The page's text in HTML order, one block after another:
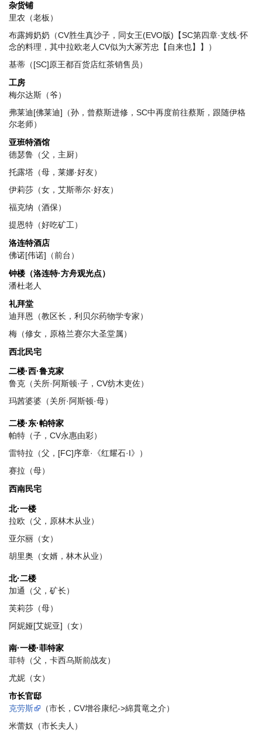
杂货铺
里农（老板）
布露姆奶奶（CV胜生真沙子，同女王(EVO版)【SC第四章·支线·怀
念的料理，其中拉欧老人CV似为大冢芳忠【自来也】】）
基蒂（[SC]原王都百货店红茶销售员）
工房
梅尔达斯（爷）
弗莱迪[佛莱迪]（孙，曾蔡斯进修，SC中再度前往蔡斯，跟随伊格
尔老师）
亚班特酒馆
德瑟鲁（父，主厨）
托露塔（母，莱娜·好友）
伊莉莎（女，艾斯蒂尔·好友）
福克纳（酒保）
提恩特（好吃矿工）
洛连特酒店
佛诺[伟诺]（前台）
钟楼（洛连特·方舟观光点）
潘杜老人
礼拜堂
迪拜恩（教区长，利贝尔药物学专家）
梅（修女，原格兰赛尔大圣堂属）
西北民宅
二楼·西·鲁克家
鲁克（关所·阿斯顿·子，CV纺木吏佐）
玛茜婆婆（关所·阿斯顿·母）
二楼·东·帕特家
帕特（子，CV永惠由彩）
雷特拉（父，[FC]序章·《红耀石·I》）
赛拉（母）
西南民宅
北·一楼
拉欧（父，原林木从业）
亚尔丽（女）
胡里奥（女婿，林木从业）
北·二楼
加通（父，矿长）
芙莉莎（母）
阿妮娅[艾妮亚]（女）
南·一楼·菲特家
菲特（父，卡西乌斯前战友）
尤妮（女）
市长官邸
克劳斯
（市长，CV增谷康纪->綿貫竜之介）
米蕾奴（市长夫人）